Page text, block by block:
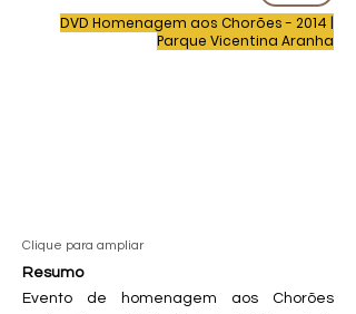
DVD Homenagem aos Chorões - 2014 |
Parque Vicentina Aranha
Clique para ampliar
Resumo
Evento de homenagem aos Chorões